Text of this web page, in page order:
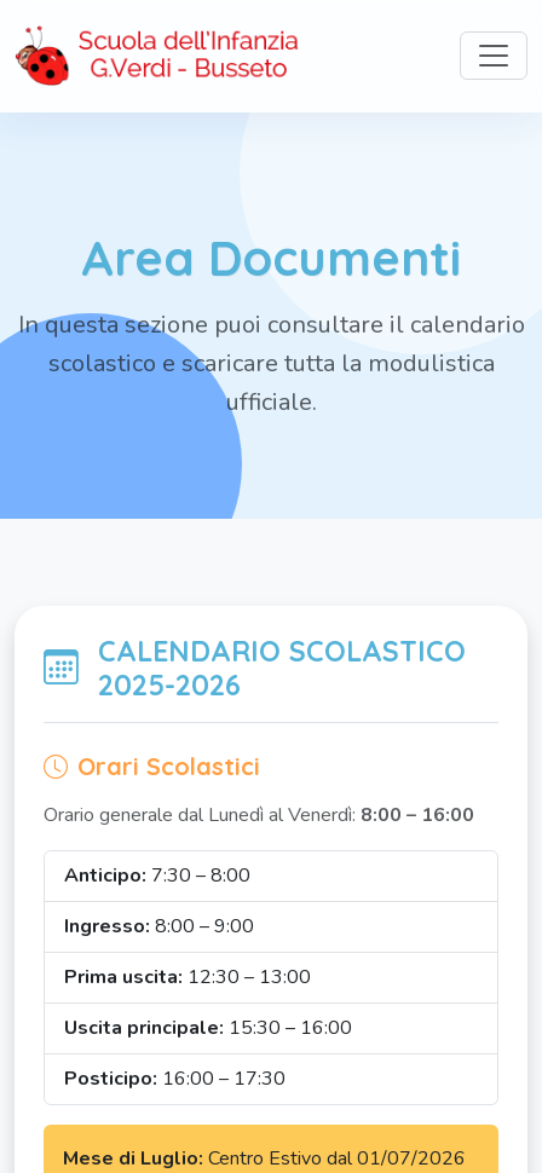
Area Documenti
In questa sezione puoi consultare il calendario
scolastico e scaricare tutta la modulistica
ufficiale.
CALENDARIO SCOLASTICO
2025-2026
Orari Scolastici
Orario generale dal Lunedì al Venerdì: 8:00 – 16:00
Anticipo: 7:30 – 8:00
Ingresso: 8:00 – 9:00
Prima uscita: 12:30 – 13:00
Uscita principale: 15:30 – 16:00
Posticipo: 16:00 – 17:30
Mese di Luglio: Centro Estivo dal 01/07/2026